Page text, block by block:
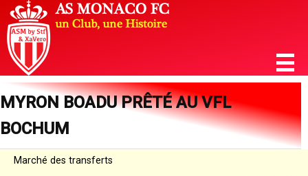
MYRON BOADU PRÊTÉ AU VFL
BOCHUM
Marché des transferts